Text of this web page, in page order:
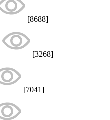
[8688]
[3268]
[7041]